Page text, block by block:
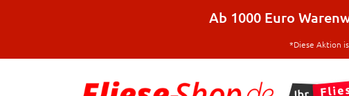
Ab 1000 Euro
*Diese Aktion